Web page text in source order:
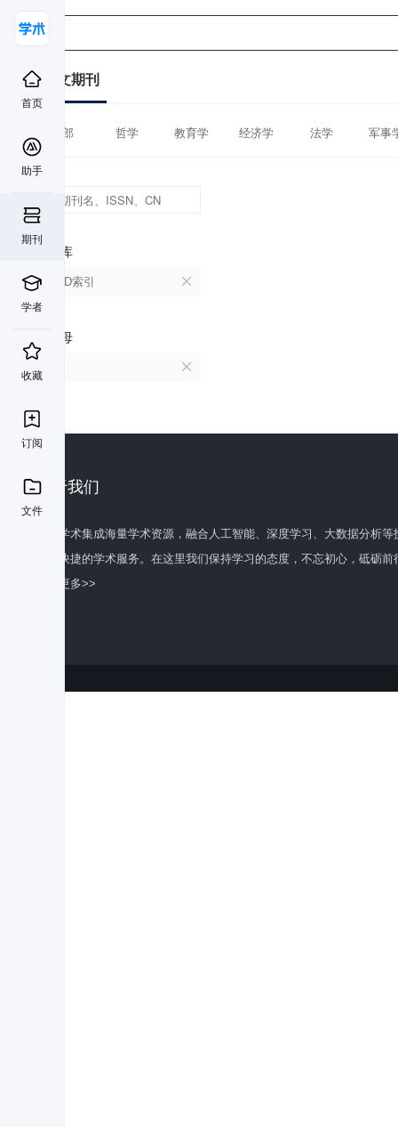
首页
助手
期刊
学者
收藏
订阅
文件
中文期刊
全部 哲学 教育学 经济学 法学 军事
数据库
CSCD索引
首字母
关于我们
百度学术集成海量学术资源，融合人工智能、深度学习、大数据分析
全面快捷的学术服务。在这里我们保持学习的态度，不忘初心，砥砺前
了解更多>>